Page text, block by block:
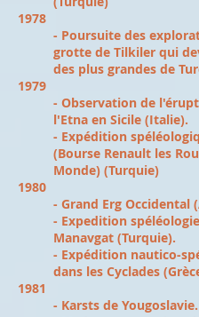
1978
- Poursuite des
grotte de Tilkiler qui
des plus grandes de
1979
- Observation de
l'Etna en Sicile (Italie).
- Expédition
(Bourse Renault les
Monde) (Turquie)
1980
- Grand Erg Occidental
- Expedition
Manavgat (Turquie).
- Expédition nautico-
dans les Cyclades
1981
- Karsts de Yougoslavie.